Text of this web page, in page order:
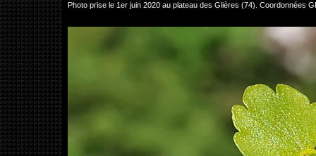
Photo prise le 1er juin 2020 au plateau des Glières (74). Coordonnées